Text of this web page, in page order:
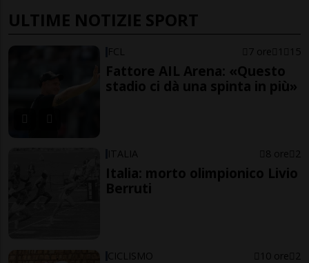
ULTIME NOTIZIE SPORT
FCL 7 ore 1 15
Fattore AIL Arena: «Questo
stadio ci dà una spinta in più»
ITALIA 8 ore 2
Italia: morto olimpionico Livio
Berruti
CICLISMO 10 ore 2